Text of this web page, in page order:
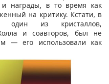
и награды, в то время как
на критику. Кстати, в
один из кристаллов,
и соавторов, был не
— его использовали как